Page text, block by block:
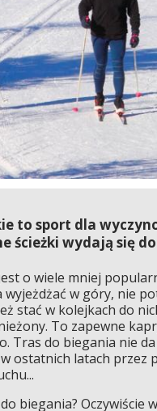
to sport dla
ścieżki wydają się
o wiele mniej
w góry, nie
stać w kolejkach do
To zapewne
Tras do biegania nie
w ostatnich latach
biegania? Oczywiście